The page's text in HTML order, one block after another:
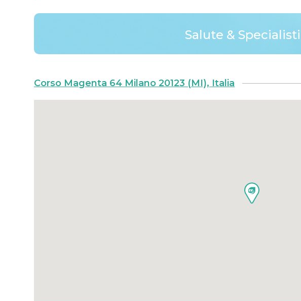
Salute & Specialisti
Corso Magenta 64 Milano 20123 (MI), Italia